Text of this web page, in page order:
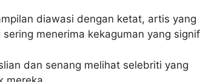
diawasi dengan ketat, artis yang
menerima kekaguman yang
dan senang melihat selebriti yang